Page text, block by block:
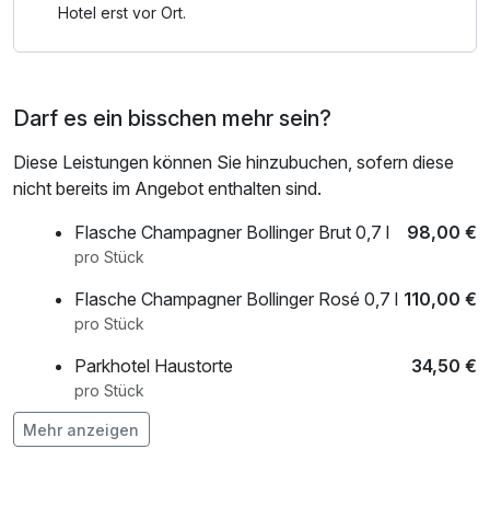
und Musik zelebriert werden und für intensive
und gemütliche Liegezonen zum Abschalten ein. Im
warmen Wasser entspannen – perfekt, um neue Energie zu
tanken. Ergänzt wird das Angebot durch Wellness- und
Massageanwendungen, die Körper und Geist nachhaltig
regenerieren.
Die Kombination aus exklusivem Hotelkomfort und der
vielfältigen Thermen- und Saunalandschaft macht Ihren
Aufenthalt zu einem rundum erholsamen Erlebnis – ideal für
eine kleine Flucht aus dem Alltag.
Lassen Sie sich verwöhnen, tanken Sie neue Kraft und
Hotel erst vor Ort.
Darf es ein bisschen mehr sein?
Diese Leistungen können Sie hinzubuchen, sofern diese
nicht bereits im Angebot enthalten sind.
Flasche Champagner Bollinger Brut 0,7 l
98,00 €
pro Stück
Flasche Champagner Bollinger Rosé 0,7 l 110,00 €
pro Stück
Parkhotel Haustorte 34,50 €
pro Stück
Pralinenauswahl
Mehr anzeigen